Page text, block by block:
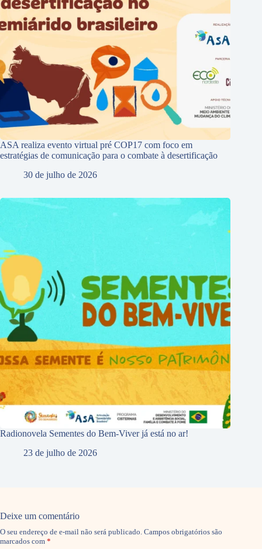
ASA realiza evento virtual pré COP17 com foco em
estratégias de comunicação para o combate à desertificação
30 de julho de 2026
Radionovela Sementes do Bem-Viver já está no ar!
23 de julho de 2026
Deixe um comentário
O seu endereço de e-mail não será publicado. Campos obrigatórios são
marcados com *